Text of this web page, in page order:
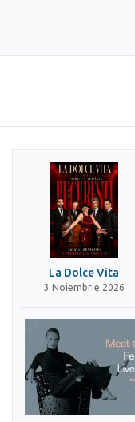
La Dolce Vita
3 Noiembrie 2026